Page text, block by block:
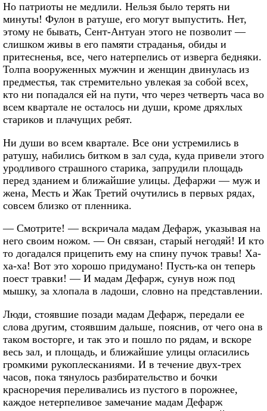
Но патриоты не медлили. Нельзя было терять ни
минуты! Фулон в ратуше, его могут выпустить. Нет,
этому не бывать, Сент-Антуан этого не позволит —
слишком живы в его памяти страданья, обиды и
притесненья, все, чего натерпелись от изверга бедняки.
Толпа вооруженных мужчин и женщин двинулась из
предместья, так стремительно увлекая за собой всех,
кто ни попадался ей на пути, что через четверть часа во
всем квартале не осталось ни души, кроме дряхлых
стариков и плачущих ребят.
Ни души во всем квартале. Все они устремились в
ратушу, набились битком в зал суда, куда привели этого
уродливого страшного старика, запрудили площадь
перед зданием и ближайшие улицы. Дефаржи — муж и
жена, Месть и Жак Третий очутились в первых рядах,
совсем близко от пленника.
— Смотрите! — вскричала мадам Дефарж, указывая на
него своим ножом. — Он связан, старый негодяй! И кто
то догадался прицепить ему на спину пучок травы! Ха-
ха-ха! Вот это хорошо придумано! Пусть-ка он теперь
поест травки! — И мадам Дефарж, сунув нож под
мышку, за хлопала в ладоши, словно на представлении.
Люди, стоявшие позади мадам Дефарж, передали ее
слова другим, стоявшим дальше, пояснив, от чего она в
таком восторге, и так это и пошло по рядам, и вскоре
весь зал, и площадь, и ближайшие улицы огласились
громкими рукоплесканиями. И в течение двух-трех
часов, пока тянулось разбирательство и бочки
красноречия переливались из пустого в порожнее,
каждое нетерпеливое замечание мадам Дефарж